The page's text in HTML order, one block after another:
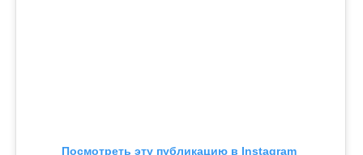
Посмотреть эту публикацию в Instagram